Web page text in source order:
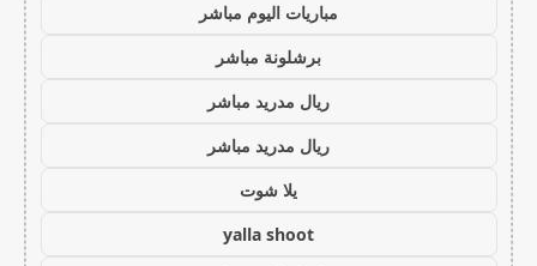
مباريات اليوم مباشر
برشلونة مباشر
ريال مدريد مباشر
ريال مدريد مباشر
يلا شوت
yalla shoot